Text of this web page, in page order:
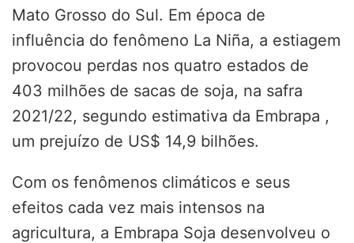
Mato Grosso do Sul. Em época de
influência do fenômeno La Niña, a estiagem
provocou perdas nos quatro estados de
403 milhões de sacas de soja, na safra
2021/22, segundo estimativa da Embrapa ,
um prejuízo de US$ 14,9 bilhões.
Com os fenômenos climáticos e seus
efeitos cada vez mais intensos na
agricultura, a Embrapa Soja desenvolveu o